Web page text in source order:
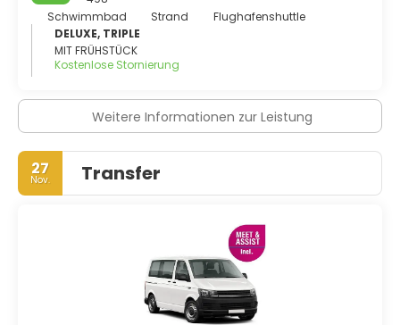
Schwimmbad
Strand
Flughafenshuttle
DELUXE, TRIPLE
MIT FRÜHSTÜCK
Kostenlose Stornierung
Weitere Informationen zur Leistung
27
Nov. Transfer